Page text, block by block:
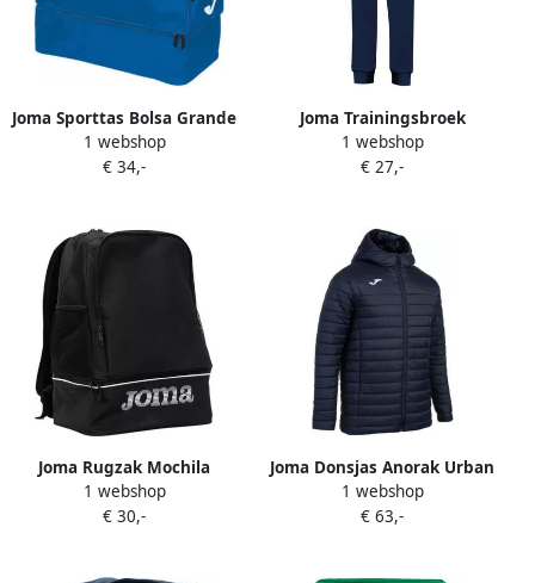
Joma Sporttas Bolsa Grande
Training Iii Royal
1 webshop
€ 34,-
Joma Trainingsbroek
Pantalon Largo Suez Ii
1 webshop
€ 27,-
Joma Rugzak Mochila
Training Iii
1 webshop
€ 30,-
Joma Donsjas Anorak Urban
V Marino
1 webshop
€ 63,-